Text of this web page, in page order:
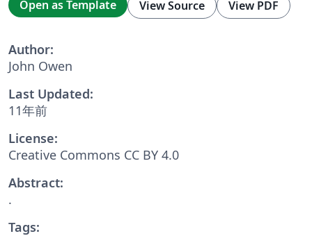
Open as Template View Source View PDF
Author:
John Owen
Last Updated:
11年前
License:
Creative Commons CC BY 4.0
Abstract:
.
Tags: